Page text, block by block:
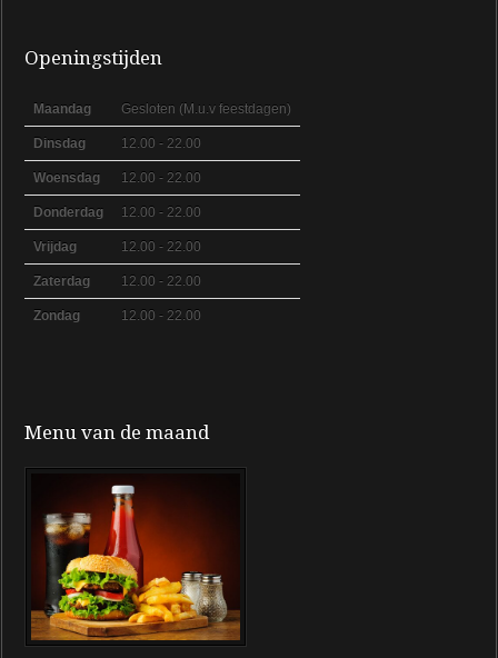
Openingstijden
Maandag Gesloten (M.u.v feestdagen)
Dinsdag 12.00 - 22.00
Woensdag 12.00 - 22.00
Donderdag 12.00 - 22.00
Vrijdag 12.00 - 22.00
Zaterdag 12.00 - 22.00
Zondag 12.00 - 22.00
Menu van de maand